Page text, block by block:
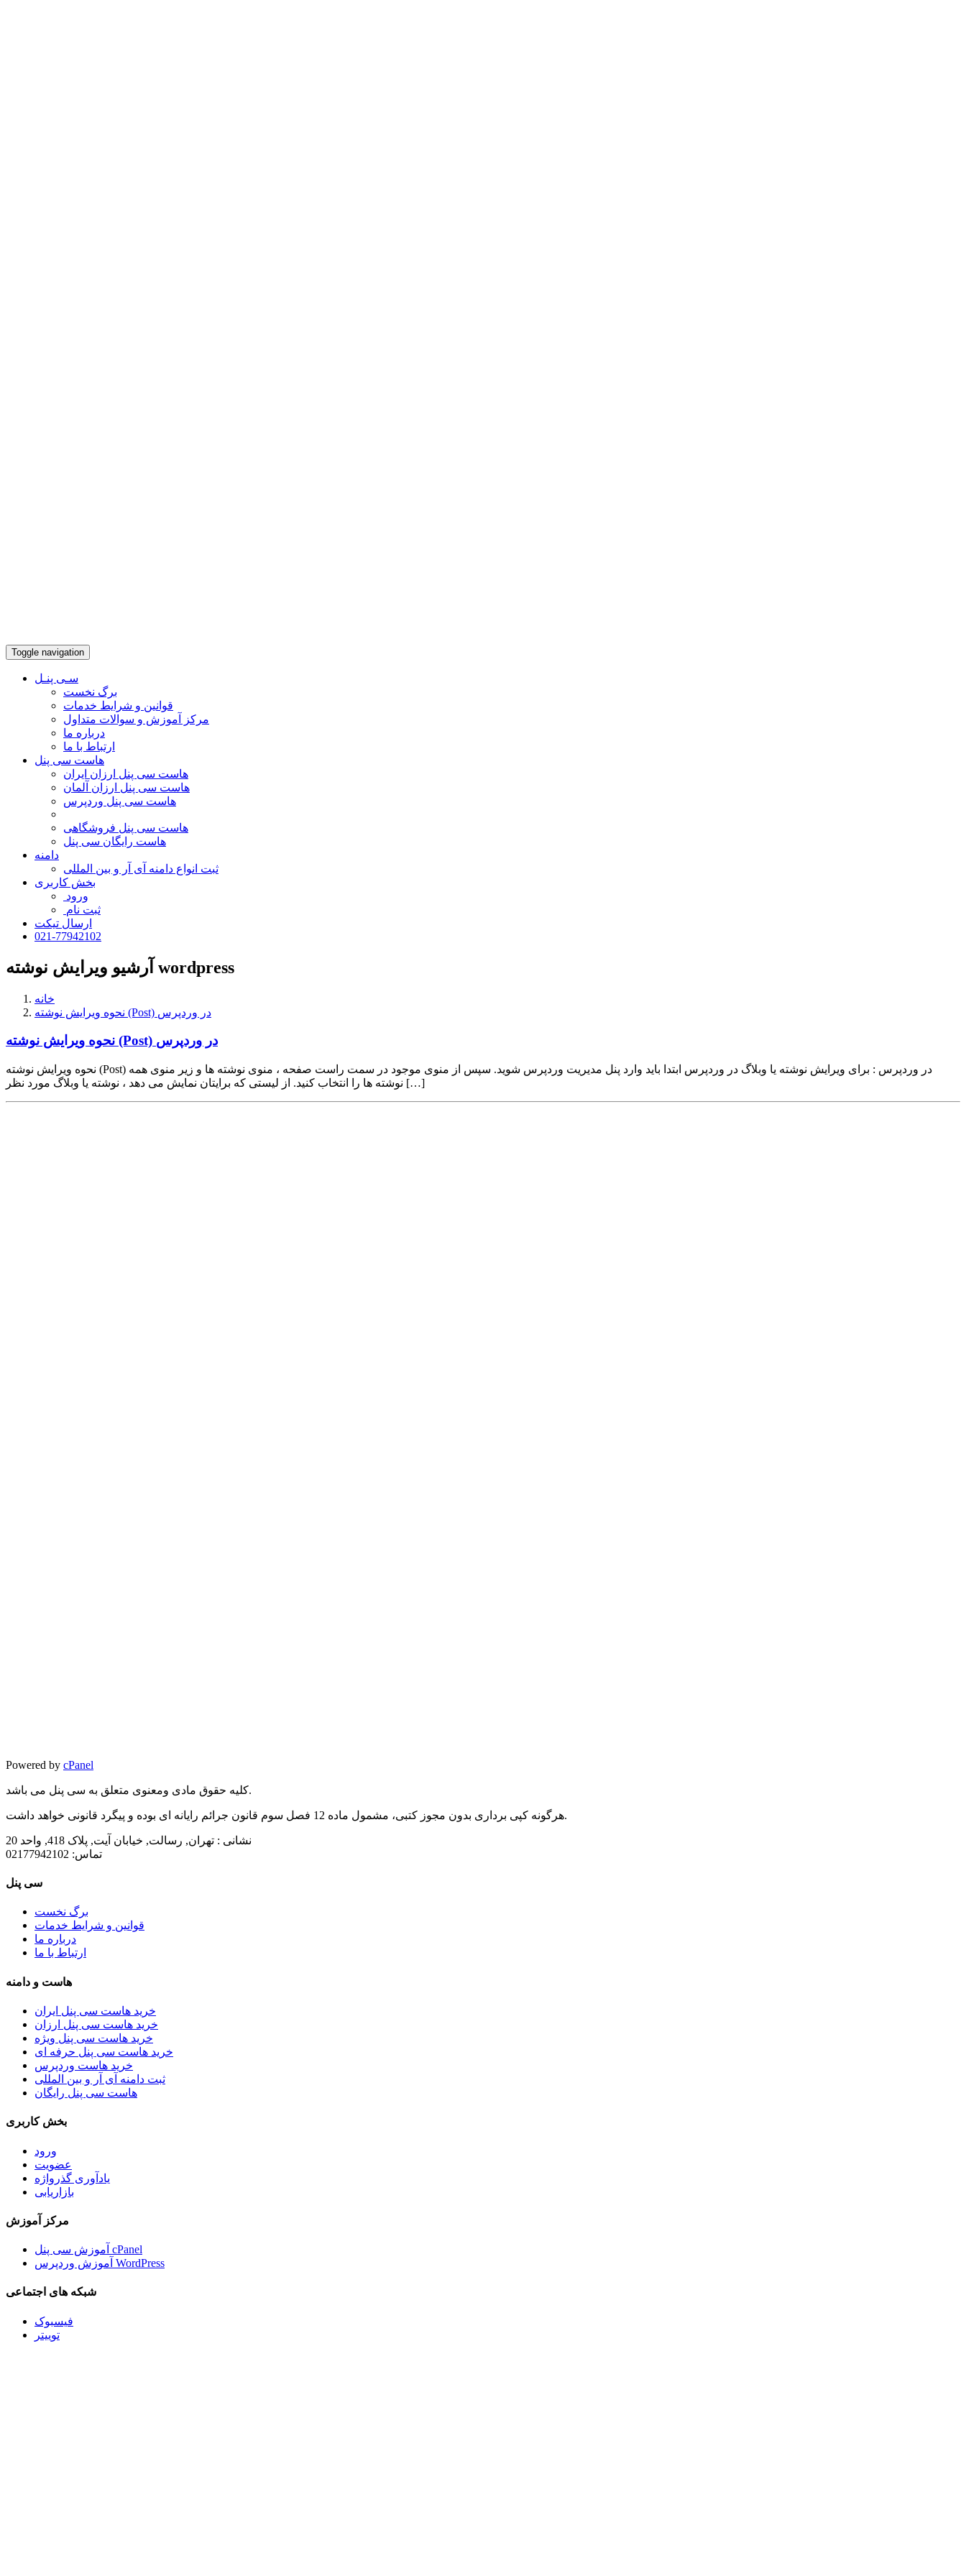
Toggle navigation
سـی پنـل
برگ نخست
قوانین و شرایط خدمات
مرکز آموزش و سوالات متداول
درباره ما
ارتباط با ما
هاست سی پنل
هاست سی پنل ارزان ایران
هاست سی پنل ارزان آلمان
هاست سی پنل وردپرس
هاست سی پنل فروشگاهی
هاست رایگان سی پنل
دامنه
ثبت انواع دامنه آی آر و بین المللی
بخش کاربری
ورود
ثبت نام
ارسال تیکت
021-77942102
آرشیو ویرایش نوشته wordpress
خانه
نحوه ویرایش نوشته (Post) در وردپرس
نحوه ویرایش نوشته (Post) در وردپرس
نحوه ویرایش نوشته (Post) در وردپرس : برای ویرایش نوشته یا وبلاگ در وردپرس ابتدا باید وارد پنل مدیریت وردپرس شوید. سپس از منوی موجود در سمت راست صفحه ، منوی نوشته ها و زیر منوی همه
نوشته ها را انتخاب کنید. از لیستی که برایتان نمایش می دهد ، نوشته یا وبلاگ مورد نظر […]
Powered by cPanel
کلیه حقوق مادی ومعنوی متعلق به سی پنل می باشد.
هرگونه کپی برداری بدون مجوز کتبی، مشمول ماده 12 فصل سوم قانون جرائم رایانه ای بوده و پیگرد قانونی خواهد داشت.
نشانی : تهران, رسالت, خیابان آیت, پلاک 418, واحد 20
تماس:
سی پنل
برگ نخست
قوانین و شرایط خدمات
درباره ما
ارتباط با ما
هاست و دامنه
خرید هاست سی پنل ایران
خرید هاست سی پنل ارزان
خرید هاست سی پنل ویژه
خرید هاست سی پنل حرفه ای
خرید هاست وردپرس
ثبت دامنه آی آر و بین المللی
هاست سی پنل رایگان
بخش کاربری
ورود
عضویت
یادآوری گذرواژه
بازاریابی
مرکز آموزش
آموزش سی پنل cPanel
آموزش وردپرس WordPress
شبکه های اجتماعی
فیسبوک
توییتر